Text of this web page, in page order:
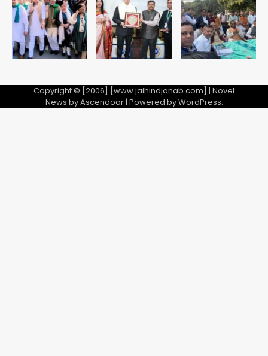
Copyright © [2006] [www.jaihindjanab.com] | Novel
News byAscendoor| Powered byWordPress.